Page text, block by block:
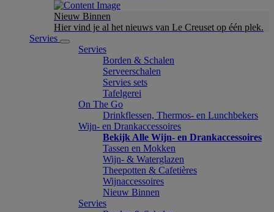
Nieuw Binnen
Hier vind je al het nieuws van Le Creuset op één plek.
Servies
Servies
Borden & Schalen
Serveerschalen
Servies sets
Tafelgerei
On The Go
Drinkflessen, Thermos- en Lunchbekers
Wijn- en Drankaccessoires
Bekijk Alle Wijn- en Drankaccessoires
Tassen en Mokken
Wijn- & Waterglazen
Theepotten & Cafetières
Wijnaccessoires
Nieuw Binnen
Servies